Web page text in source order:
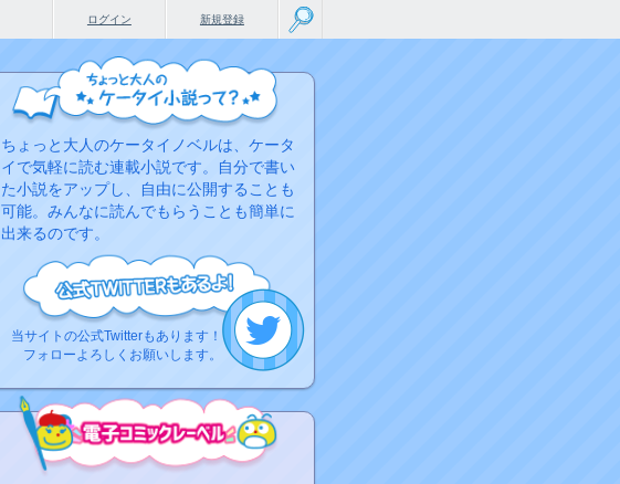
新規登録
ログイン
ちょっと大人のケータイノベルは、ケータ
イで気軽に読む連載小説です。自分で書い
た小説をアップし、自由に公開することも
可能。みんなに読んでもらうことも簡単に
出来るのです。
当サイトの公式Twitterもあります！
フォローよろしくお願いします。